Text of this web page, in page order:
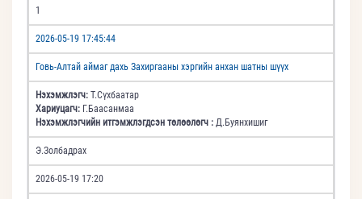
1
2026-05-19 17:45:44
Говь-Алтай аймаг дахь Захиргааны хэргийн анхан шатны шүүх
Нэхэмжлэгч: Т.Сүхбаатар
Хариуцагч: Г.Баасанмаа
Нэхэмжлэгчийн итгэмжлэгдсэн төлөөлөгч : Д.Буянхишиг
Э.Золбадрах
2026-05-19 17:20